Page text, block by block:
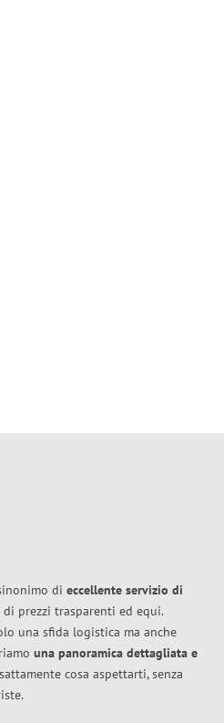
di eccellente servizio di
di prezzi trasparenti ed equi.
una sfida logistica ma anche
una panoramica dettagliata e
cosa aspettarti, senza